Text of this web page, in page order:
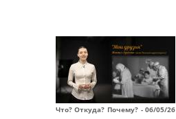
Что? Откуда? Почему? - 06/05/26